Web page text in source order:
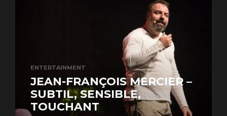
ENTERTAINMENT
JEAN-FRANÇOIS MERCIER –
SUBTIL, SENSIBLE,
TOUCHANT